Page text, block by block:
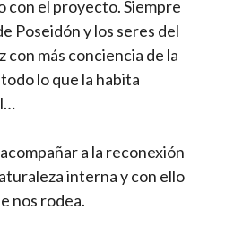
con el proyecto. Siempre
Poseidón y los seres del
con más conciencia de la
lo que la habita
a la reconexión
interna y con ello
nos rodea.